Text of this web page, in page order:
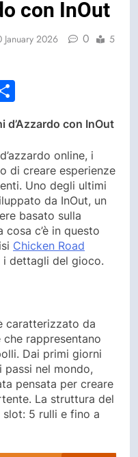
con InOut
January 2026 0
5
d’Azzardo con InOut
online, i
di creare esperienze
Uno degli ultimi
da InOut, un
basato sulla
c’è in questo
Chicken Road
dettagli del gioco.
caratterizzato da
rappresentano
Dai primi giorni
passi nel mondo,
pensata per creare
La struttura del
5 rulli e fino a